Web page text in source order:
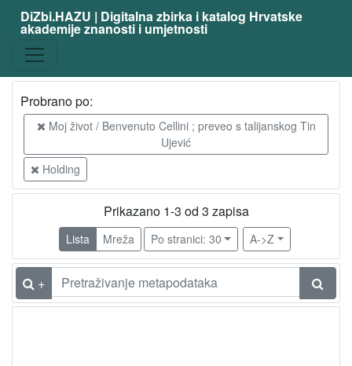
DiZbi.HAZU | Digitalna zbirka i katalog Hrvatske
akademije znanosti i umjetnosti
Probrano po:
Moj život / Benvenuto Cellini ; preveo s talijanskog Tin
Ujević
Holding
Prikazano 1-3 od 3 zapisa
Lista Mreža Po stranici: 30 A->Z
+